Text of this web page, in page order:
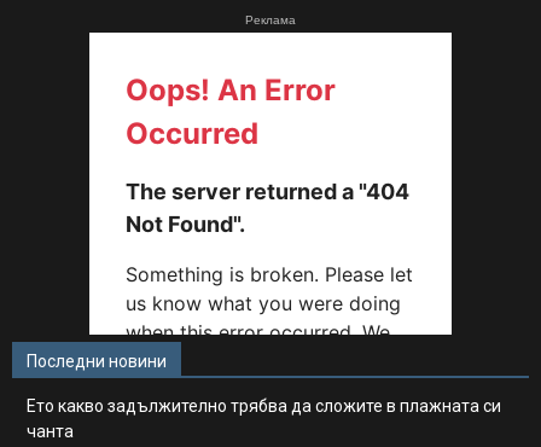
Реклама
Последни новини
Ето какво задължително трябва да сложите в плажната си
чанта